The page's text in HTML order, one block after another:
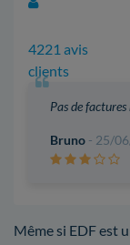
4221 avis
clients
Pas de
Bruno - 25/
Même si EDF est